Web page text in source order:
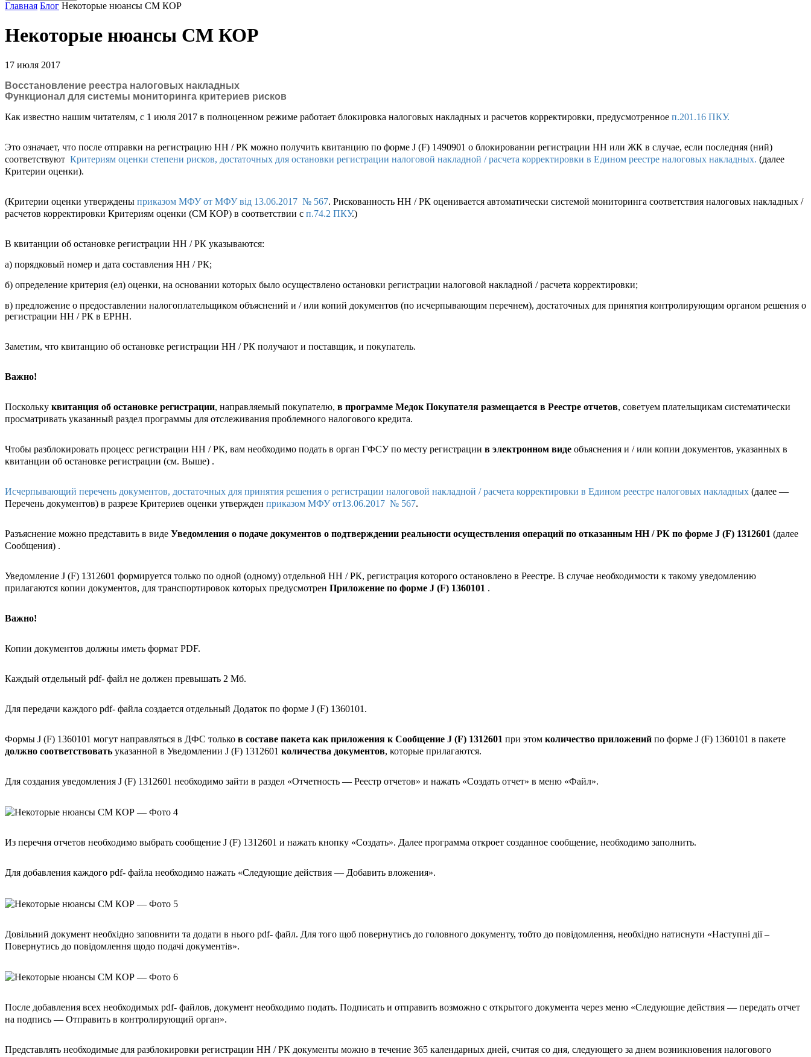
Главная Блог Некоторые нюансы СМ КОР
Некоторые нюансы СМ КОР
17 июля 2017
Восстановление реестра налоговых накладных
Функционал для системы мониторинга критериев рисков
Как известно нашим читателям, с 1 июля 2017 в полноценном режиме работает блокировка налоговых накладных и расчетов корректировки, предусмотренное п.201.16 ПКУ.
Это означает, что после отправки на регистрацию НН / РК можно получить квитанцию по форме J (F) 1490901 о блокировании регистрации НН или ЖК в случае, если последняя (ний)
соответствуют Критериям оценки степени рисков, достаточных для остановки регистрации налоговой накладной / расчета корректировки в Едином реестре налоговых накладных. (далее
Критерии оценки).
(Критерии оценки утверждены приказом МФУ от МФУ від 13.06.2017 № 567. Рискованность НН / РК оценивается автоматически системой мониторинга соответствия налоговых накладных /
расчетов корректировки Критериям оценки (СМ КОР) в соответствии с п.74.2 ПКУ.)
В квитанции об остановке регистрации НН / РК указываются:
а) порядковый номер и дата составления НН / РК;
б) определение критерия (ел) оценки, на основании которых было осуществлено остановки регистрации налоговой накладной / расчета корректировки;
в) предложение о предоставлении налогоплательщиком объяснений и / или копий документов (по исчерпывающим перечнем), достаточных для принятия контролирующим органом решения о
регистрации НН / РК в ЕРНН.
Заметим, что квитанцию об остановке регистрации НН / РК получают и поставщик, и покупатель.
Важно!
Поскольку квитанция об остановке регистрации, направляемый покупателю, в программе Медок Покупателя размещается в Реестре отчетов, советуем плательщикам систематически
просматривать указанный раздел программы для отслеживания проблемного налогового кредита.
Чтобы разблокировать процесс регистрации НН / РК, вам необходимо подать в орган ГФСУ по месту регистрации в электронном виде объяснения и / или копии документов, указанных в
квитанции об остановке регистрации (см. Выше) .
Исчерпывающий перечень документов, достаточных для принятия решения о регистрации налоговой накладной / расчета корректировки в Едином реестре налоговых накладных (далее —
Перечень документов) в разрезе Критериев оценки утвержден приказом МФУ от13.06.2017 № 567.
Разъяснение можно представить в виде Уведомления о подаче документов о подтверждении реальности осуществления операций по отказанным НН / РК по форме J (F) 1312601 (далее
Сообщения) .
Уведомление J (F) 1312601 формируется только по одной (одному) отдельной НН / РК, регистрация которого остановлено в Реестре. В случае необходимости к такому уведомлению
прилагаются копии документов, для транспортировок которых предусмотрен Приложение по форме J (F) 1360101 .
Важно!
Копии документов должны иметь формат PDF.
Каждый отдельный pdf- файл не должен превышать 2 Мб.
Для передачи каждого pdf- файла создается отдельный Додаток по форме J (F) 1360101 .
Формы J (F) 1360101 могут направляться в ДФС только в составе пакета как приложения к Сообщение J (F) 1312601 при этом количество приложений по форме J (F) 1360101 в пакете
должно соответствовать указанной в Уведомлении J (F) 1312601 количества документов, которые прилагаются.
Для создания уведомления J (F) 1312601 необходимо зайти в раздел «Отчетность — Реестр отчетов» и нажать «Создать отчет» в меню «Файл».
Из перечня отчетов необходимо выбрать сообщение J (F) 1312601 и нажать кнопку «Создать». Далее программа откроет созданное сообщение, необходимо заполнить.
Для добавления каждого pdf- файла необходимо нажать «Следующие действия — Добавить вложения».
Довільний документ необхідно заповнити та додати в нього pdf- файл. Для того щоб повернутись до головного документу, тобто до повідомлення, необхідно натиснути «Наступні дії –
Повернутись до повідомлення щодо подачі документів».
После добавления всех необходимых pdf- файлов, документ необходимо подать. Подписать и отправить возможно с открытого документа через меню «Следующие действия — передать отчет
на подпись — Отправить в контролирующий орган».
Представлять необходимые для разблокировки регистрации НН / РК документы можно в течение 365 календарных дней, считая со дня, следующего за днем возникновения налогового